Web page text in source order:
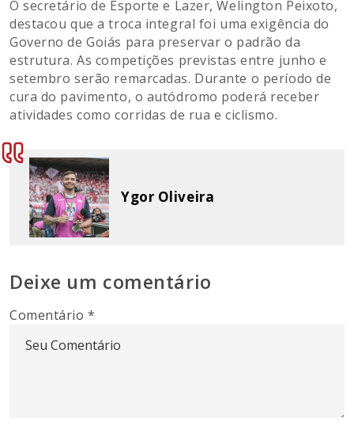
O secretário de Esporte e Lazer, Welington Peixoto,
destacou que a troca integral foi uma exigência do
Governo de Goiás para preservar o padrão da
estrutura. As competições previstas entre junho e
setembro serão remarcadas. Durante o período de
cura do pavimento, o autódromo poderá receber
atividades como corridas de rua e ciclismo.
Ygor Oliveira
Deixe um comentário
Comentário*